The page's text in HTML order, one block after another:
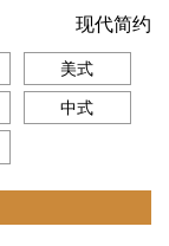
欧式
美式
中式